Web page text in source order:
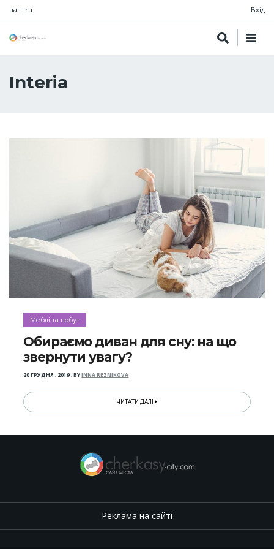
ua | ru Вхід
Interia
Меблі та побут
Обираємо диван для сну: на що
звернути увагу?
20 ГРУДНЯ , 2019,BYINNA REZNIKOVA
ЧИТАТИ ДАЛІ
Реклама на сайті